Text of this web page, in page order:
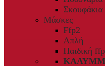
Σκουφάκια
Μάσκες
Ffp2
Απλή
Παιδική